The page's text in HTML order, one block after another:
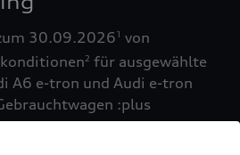
30.09.20261 von
2 für ausgewählte
A6 e-tron und Audi e-tron
:plus